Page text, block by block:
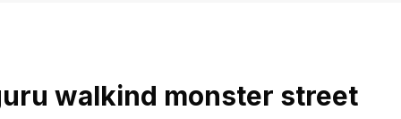
walkind monster street